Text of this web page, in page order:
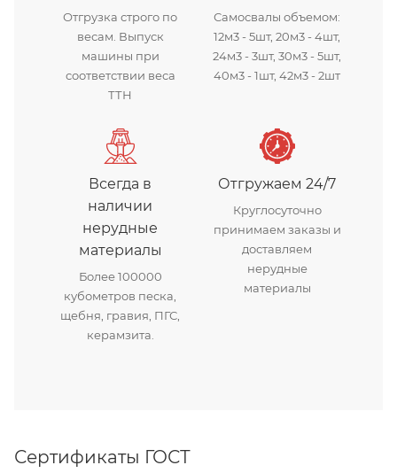
Отгрузка строго по
весам. Выпуск
машины при
соответствии веса
ТТН
Самосвалы объемом:
12м3 - 5шт, 20м3 - 4шт,
24м3 - 3шт, 30м3 - 5шт,
40м3 - 1шт, 42м3 - 2шт
Всегда в
наличии
нерудные
материалы
Более 100000
кубометров песка,
щебня, гравия, ПГС,
керамзита.
Отгружаем 24/7
Круглосуточно
принимаем заказы и
доставляем
нерудные
материалы
Сертификаты ГОСТ